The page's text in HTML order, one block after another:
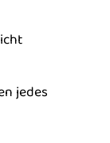
jedes